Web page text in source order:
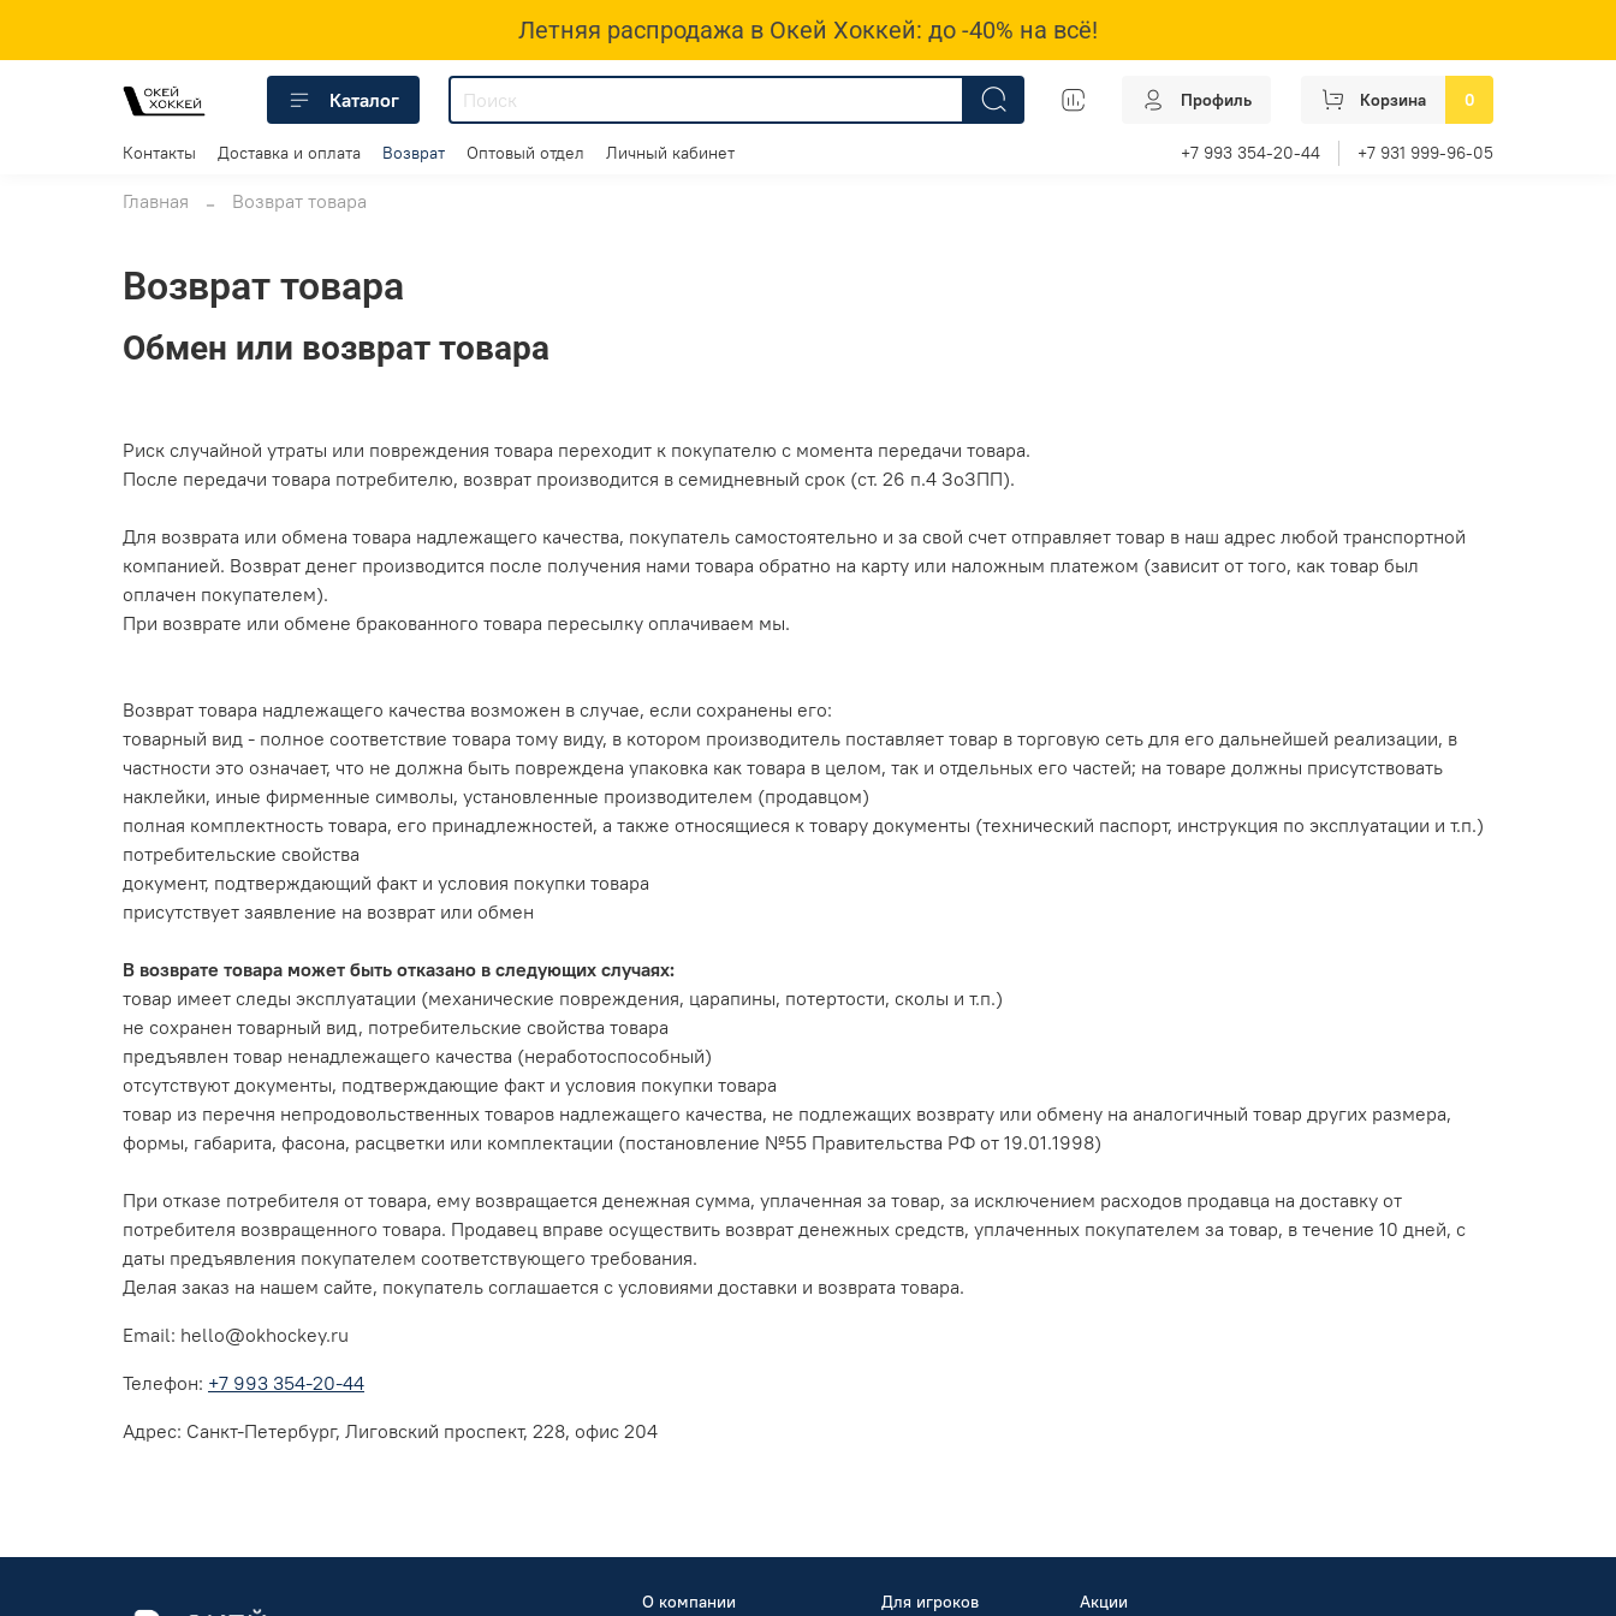
Летняя распродажа в Окей Хоккей: до -40% на всё!
Каталог Профиль Корзина 0
Контакты Доставка и оплата Возврат Оптовый отдел Личный кабинет +7 993 354-20-44 +7 931 999-96-05
Главная Возврат товара
Возврат товара
Обмен или возврат товара
Риск случайной утраты или повреждения товара переходит к покупателю с момента передачи товара.
После передачи товара потребителю, возврат производится в семидневный срок (ст. 26 п.4 ЗоЗПП).
Для возврата или обмена товара надлежащего качества, покупатель самостоятельно и за свой счет отправляет товар в наш адрес любой транспортной
компанией. Возврат денег производится после получения нами товара обратно на карту или наложным платежом (зависит от того, как товар был
оплачен покупателем).
При возврате или обмене бракованного товара пересылку оплачиваем мы.
Возврат товара надлежащего качества возможен в случае, если сохранены его:
товарный вид - полное соответствие товара тому виду, в котором производитель поставляет товар в торговую сеть для его дальнейшей реализации, в
частности это означает, что не должна быть повреждена упаковка как товара в целом, так и отдельных его частей; на товаре должны присутствовать
наклейки, иные фирменные символы, установленные производителем (продавцом)
полная комплектность товара, его принадлежностей, а также относящиеся к товару документы (технический паспорт, инструкция по эксплуатации и т.п.)
потребительские свойства
документ, подтверждающий факт и условия покупки товара
присутствует заявление на возврат или обмен
В возврате товара может быть отказано в следующих случаях:
товар имеет следы эксплуатации (механические повреждения, царапины, потертости, сколы и т.п.)
не сохранен товарный вид, потребительские свойства товара
предъявлен товар ненадлежащего качества (неработоспособный)
отсутствуют документы, подтверждающие факт и условия покупки товара
товар из перечня непродовольственных товаров надлежащего качества, не подлежащих возврату или обмену на аналогичный товар других размера,
формы, габарита, фасона, расцветки или комплектации (постановление №55 Правительства РФ от 19.01.1998)
При отказе потребителя от товара, ему возвращается денежная сумма, уплаченная за товар, за исключением расходов продавца на доставку от
потребителя возвращенного товара. Продавец вправе осуществить возврат денежных средств, уплаченных покупателем за товар, в течение 10 дней, с
даты предъявления покупателем соответствующего требования.
Делая заказ на нашем сайте, покупатель соглашается с условиями доставки и возврата товара.
Email: hello@okhockey.ru
Телефон: +7 993 354-20-44
Адрес: Санкт-Петербург, Лиговский проспект, 228, офис 204
О компании Для игроков Акции